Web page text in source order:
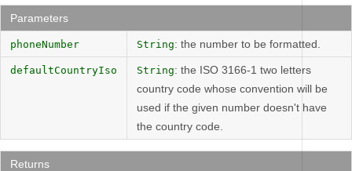
Parameters
phoneNumber String: the number to be formatted.
defaultCountryIso String: the ISO 3166-1 two letters
country code whose convention will be
used if the given number doesn't have
the country code.
Returns